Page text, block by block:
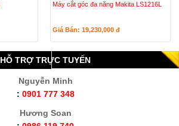
Máy cắt góc đa năng Makita LS1216L
Giá Bán: 19,230,000 đ
HỖ TRỢ TRỰC TUYẾN
Nguyễn Minh
: 0901 777 348
Hương Soan